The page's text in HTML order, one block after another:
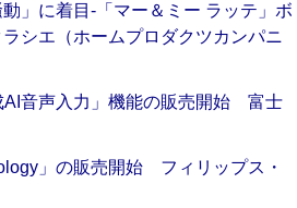
」に着目‐「マー＆ミー ラッテ」ボ
シエ（ホームプロダクツカンパニ
AI音声入力」機能の販売開始 富士
」の販売開始 フィリップス・